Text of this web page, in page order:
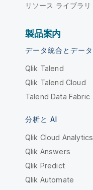
リソース ライブラリ
製品案内
データ統合とデー
Qlik Talend
Qlik Talend Cloud
Talend Data Fabric
分析と AI
Qlik Cloud Analytics
Qlik Answers
Qlik Predict
Qlik Automate